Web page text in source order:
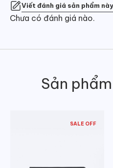
Viết đánh giá sản phẩm này
Chưa có đánh giá nào.
Sản
SALE OFF